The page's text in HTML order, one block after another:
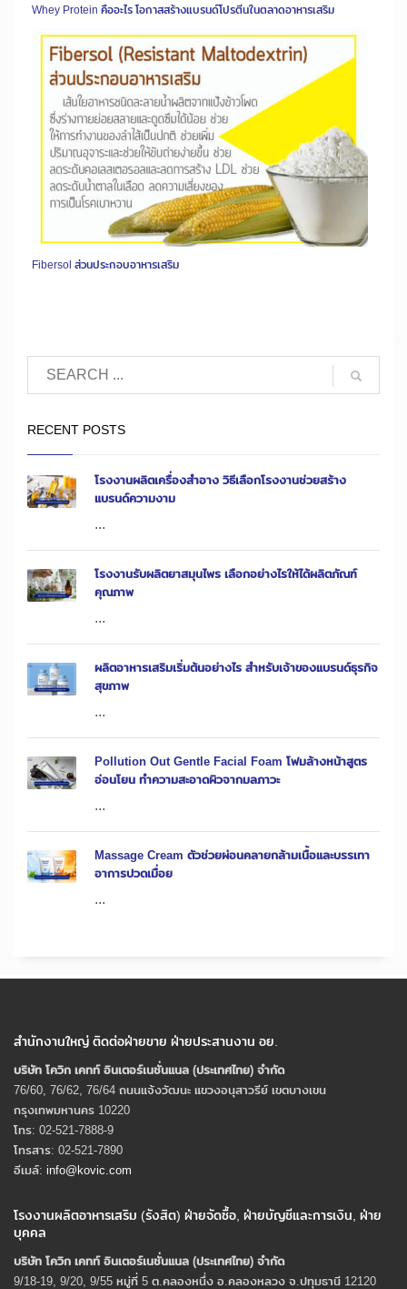
Whey Protein คืออะไร โอกาสสร้างแบรนด์โปรตีนในตลาดอาหารเสริม
Fibersol ส่วนประกอบอาหารเสริม
RECENT POSTS
โรงงานผลิตเครื่องสำอาง วิธีเลือกโรงงานช่วยสร้าง
แบรนด์ความงาม
...
โรงงานรับผลิตยาสมุนไพร เลือกอย่างไรให้ได้ผลิตภัณฑ์
คุณภาพ
...
ผลิตอาหารเสริมเริ่มต้นอย่างไร สำหรับเจ้าของแบรนด์ธุรกิจ
สุขภาพ
...
Pollution Out Gentle Facial Foam โฟมล้างหน้าสูตร
อ่อนโยน ทำความสะอาดผิวจากมลภาวะ
...
Massage Cream ตัวช่วยผ่อนคลายกล้ามเนื้อและบรรเทา
อาการปวดเมื่อย
...
สำนักงานใหญ่ ติดต่อฝ่ายขาย ฝ่ายประสานงาน อย.
บริษัท โควิก เคทท์ อินเตอร์เนชั่นแนล (ประเทศไทย) จํากัด
76/60, 76/62, 76/64 ถนนแจ้งวัฒนะ แขวงอนุสาวรีย์ เขตบางเขน
กรุงเทพมหานคร 10220
โทร: 02-521-7888-9
โทรสาร: 02-521-7890
อีเมล์: info@kovic.com
โรงงานผลิตอาหารเสริม (รังสิต) ฝ่ายจัดซื้อ, ฝ่ายบัญชีและการเงิน, ฝ่าย
บุคคล
บริษัท โควิก เคทท์ อินเตอร์เนชั่นแนล (ประเทศไทย) จํากัด
9/18-19, 9/20, 9/55 หมู่ที่ 5 ต.คลองหนึ่ง อ.คลองหลวง จ.ปทุมธานี 12120